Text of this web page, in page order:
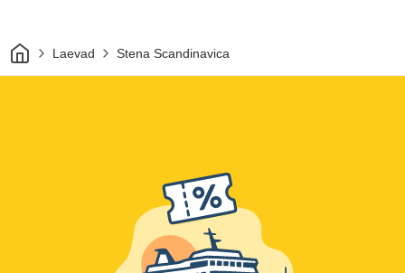
AvalehtLaevad Stena Scandinavica